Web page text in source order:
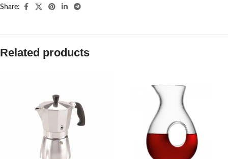
Share:
Related products